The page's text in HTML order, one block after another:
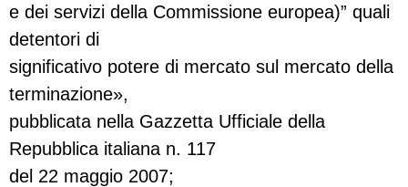
e dei servizi della Commissione europea)” quali
detentori di
significativo potere di mercato sul mercato della
terminazione»,
pubblicata nella Gazzetta Ufficiale della
Repubblica italiana n. 117
del 22 maggio 2007;